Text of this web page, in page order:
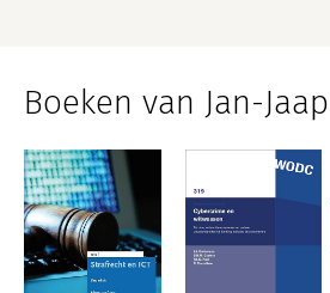
Boeken van Jan-